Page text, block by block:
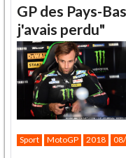
à
un
ami
GP des Pays-
j'avais perdu"
Sport MotoGP 2018